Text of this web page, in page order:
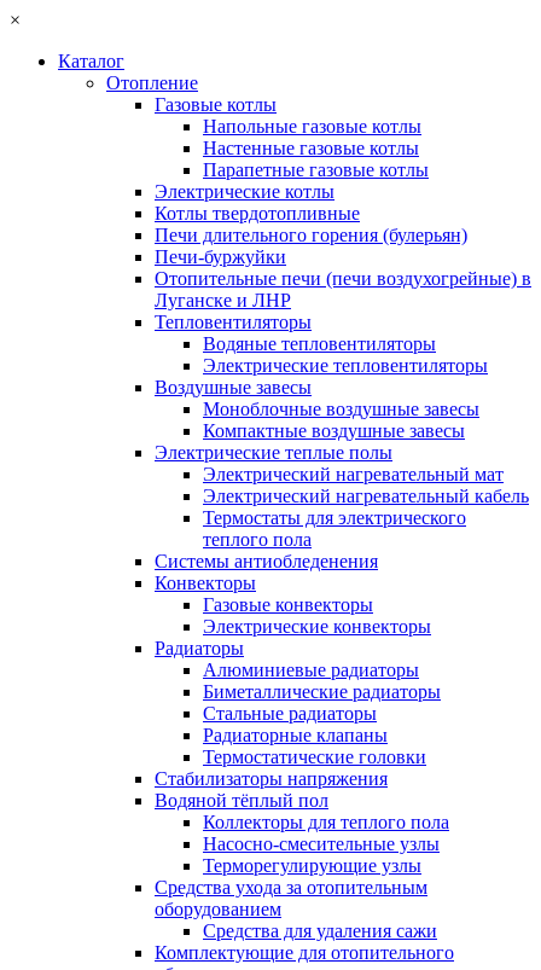
×
Каталог
Отопление
Газовые котлы
Напольные газовые котлы
Настенные газовые котлы
Парапетные газовые котлы
Электрические котлы
Котлы твердотопливные
Печи длительного горения (булерьян)
Печи-буржуйки
Отопительные печи (печи воздухогрейные) в
Луганске и ЛНР
Тепловентиляторы
Водяные тепловентиляторы
Электрические тепловентиляторы
Воздушные завесы
Моноблочные воздушные завесы
Компактные воздушные завесы
Электрические теплые полы
Электрический нагревательный мат
Электрический нагревательный кабель
Термостаты для электрического
теплого пола
Системы антиобледенения
Конвекторы
Газовые конвекторы
Электрические конвекторы
Радиаторы
Алюминиевые радиаторы
Биметаллические радиаторы
Стальные радиаторы
Радиаторные клапаны
Термостатические головки
Стабилизаторы напряжения
Водяной тёплый пол
Коллекторы для теплого пола
Насосно-смесительные узлы
Терморегулирующие узлы
Средства ухода за отопительным
оборудованием
Средства для удаления сажи
Комплектующие для отопительного